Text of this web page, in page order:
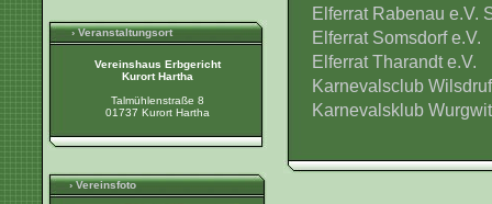
› Veranstaltungsort
Vereinshaus Erbgericht
Kurort Hartha
Talmühlenstraße 8
01737 Kurort Hartha
› Vereinsfoto
Elferrat Rabenau e.V.
Elferrat Somsdorf e.V.
Elferrat Tharandt e.V.
Karnevalsclub
Karnevalsklub